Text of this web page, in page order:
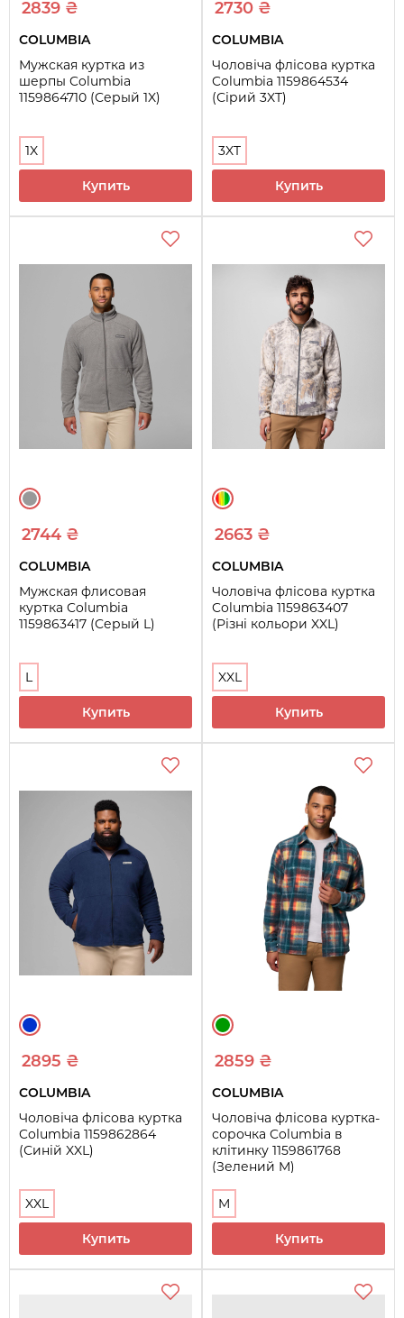
2839 ₴
COLUMBIA
Мужская куртка из
шерпы Columbia
1159864710 (Серый 1X)
1X
Купить
2730 ₴
COLUMBIA
Чоловіча флісова куртка
Columbia 1159864534
(Сірий 3XT)
3XT
Купить
2744 ₴
COLUMBIA
Мужская флисовая
куртка Columbia
1159863417 (Серый L)
L
Купить
2663 ₴
COLUMBIA
Чоловіча флісова куртка
Columbia 1159863407
(Різні кольори XXL)
XXL
Купить
2895 ₴
COLUMBIA
Чоловіча флісова куртка
Columbia 1159862864
(Синій XXL)
XXL
Купить
2859 ₴
COLUMBIA
Чоловіча флісова куртка-
сорочка Columbia в
клітинку 1159861768
(Зелений M)
M
Купить